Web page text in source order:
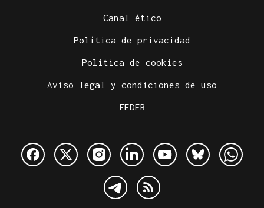
Canal ético
Política de privacidad
Política de cookies
Aviso legal y condiciones de uso
FEDER